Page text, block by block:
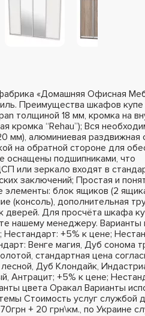
«Домашняя Офисная
Преимущества шкафов
толщиной 18 мм, кромка на
кромка “Rehau”); Вся
мм), алюминиевая раздвижная
на обратной стороне для
оснащены подшипниками, что
или зеркало входят в
заключений; Простая и
элементы: блок ящиков (2
(консоль), дополнительная
дверей. Для просчёта шкафа
нашему менеджеру.
+5% к цене;
Венге магия, Дуб сонома
стандартная цена
Дуб Клондайк,
Антрацит; +5% к цене;
цвета Оракал Варианты
Стоимость услуг службой
+ 20 грн\км., по Украине